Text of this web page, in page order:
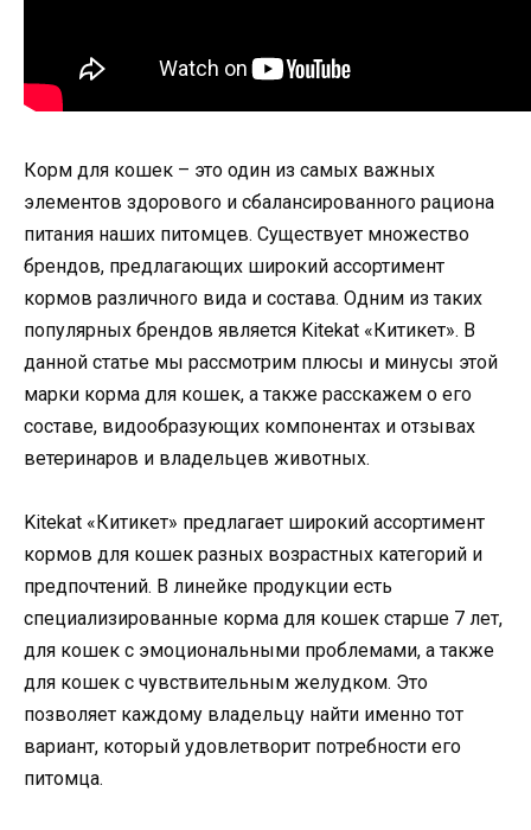
Корм для кошек – это один из самых важных
элементов здорового и сбалансированного рациона
питания наших питомцев. Существует множество
брендов, предлагающих широкий ассортимент
кормов различного вида и состава. Одним из таких
популярных брендов является Kitekat «Китикет». В
данной статье мы рассмотрим плюсы и минусы этой
марки корма для кошек, а также расскажем о его
составе, видообразующих компонентах и отзывах
ветеринаров и владельцев животных.
Kitekat «Китикет» предлагает широкий ассортимент
кормов для кошек разных возрастных категорий и
предпочтений. В линейке продукции есть
специализированные корма для кошек старше 7 лет,
для кошек с эмоциональными проблемами, а также
для кошек с чувствительным желудком. Это
позволяет каждому владельцу найти именно тот
вариант, который удовлетворит потребности его
питомца.